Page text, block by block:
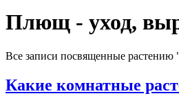
Плющ - уход,
Все записи посвященные
Какие комнатные